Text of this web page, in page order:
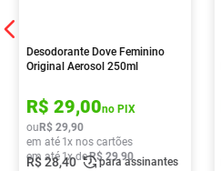
Desodorante Dove Feminino
Original Aerosol 250ml
R$ 29,00no PIX
ou R$ 29,90
em até 1x nos cartões
em até 1x deR$ 29,90
R$28,40 para assinantes